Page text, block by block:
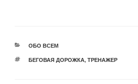
РУБРИКИ
ОБО ВСЕМ
МЕТКИ
БЕГОВАЯ ДОРОЖКА, ТРЕНАЖЕР